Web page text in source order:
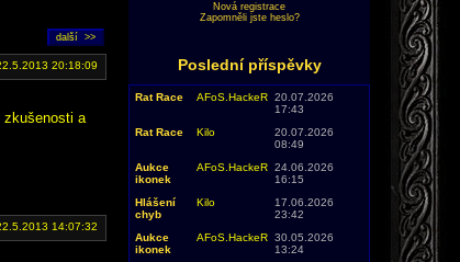
20:18:09
zkušenosti a
14:07:32
Nová registrace
Zapomněli jste heslo?
Poslední příspěvky
Rat Race AFoS.HackeR 20.07.2026
17:43
Rat Race
Kilo
20.07.2026
08:49
Aukce
ikonek
AFoS.HackeR 24.06.2026
16:15
Hlášení
chyb
Kilo
17.06.2026
23:42
Aukce
ikonek
AFoS.HackeR 30.05.2026
13:24